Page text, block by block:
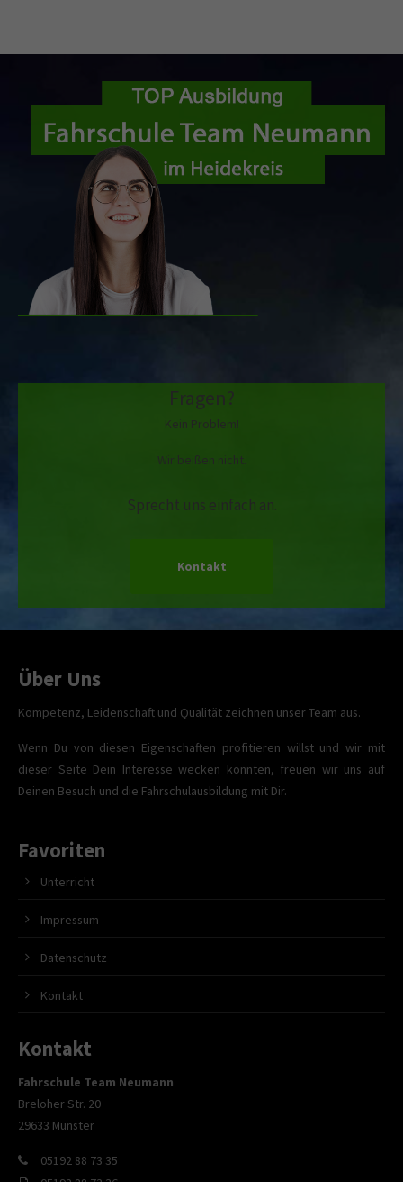
Fragen?
Kein Problem!
Wir beißen nicht.
Sprecht uns einfach an.
Kontakt
Über Uns
Kompetenz, Leidenschaft und Qualität zeichnen unser Team aus.
Wenn Du von diesen Eigenschaften profitieren willst und wir mit
dieser Seite Dein Interesse wecken konnten, freuen wir uns auf
Deinen Besuch und die Fahrschulausbildung mit Dir.
Favoriten
Unterricht
Impressum
Datenschutz
Kontakt
Kontakt
Fahrschule Team Neumann
Breloher Str. 20
29633 Munster
05192 88 73 35